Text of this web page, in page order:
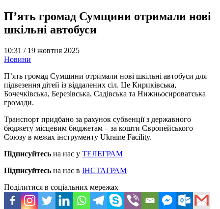
П’ять громад Сумщини отримали нові
шкільні автобуси
10:31 / 19 жовтня 2025
Новини
П’ять громад Сумщини отримали нові шкільні автобуси для
підвезення дітей із віддалених сіл. Це Кириківська,
Бочечківська, Березівська, Садівська та Нижньосироватська
громади.
Транспорт придбано за рахунок субвенції з державного
бюджету місцевим бюджетам – за кошти Європейського
Союзу в межах інструменту Ukraine Facility.
Підписуйтесь на нас у ТЕЛЕГРАМ
Підписуйтесь на нас в ІНСТАГРАМ
Поділитися в соціальних мережах